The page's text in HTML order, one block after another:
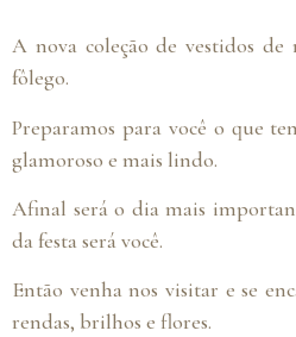
A nova coleção de vestidos de
fôlego.
Preparamos para você o que
glamoroso e mais lindo.
Afinal será o dia mais
da festa será você.
Então venha nos visitar e se
rendas, brilhos e flores.